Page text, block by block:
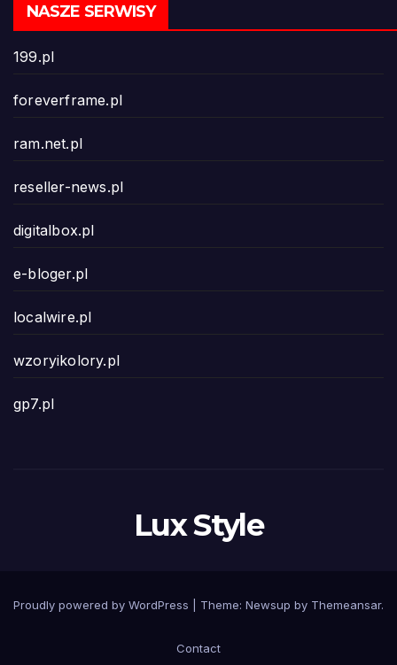
NASZE SERWISY
199.pl
foreverframe.pl
ram.net.pl
reseller-news.pl
digitalbox.pl
e-bloger.pl
localwire.pl
wzoryikolory.pl
gp7.pl
Lux Style
Proudly powered by WordPress Theme: Newsup by Themeansar.
Contact